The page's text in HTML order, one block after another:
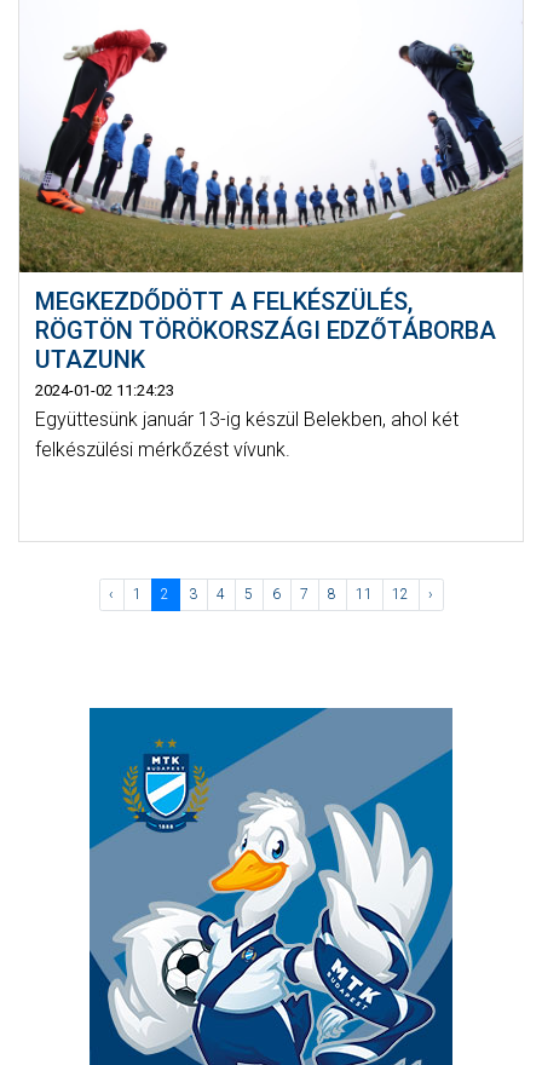
MEGKEZDŐDÖTT A FELKÉSZÜLÉS,
RÖGTÖN TÖRÖKORSZÁGI EDZŐTÁBORBA
UTAZUNK
2024-01-02 11:24:23
Együttesünk január 13-ig készül Belekben, ahol két
felkészülési mérkőzést vívunk.
‹ 1 2 3 4 5 6 7 8 11 12 ›